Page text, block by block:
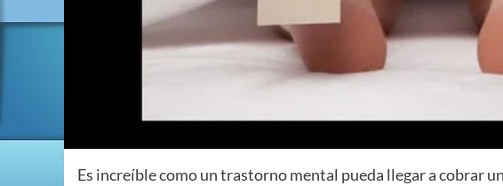
Es increíble como un trastorno mental pueda llegar a cobrar